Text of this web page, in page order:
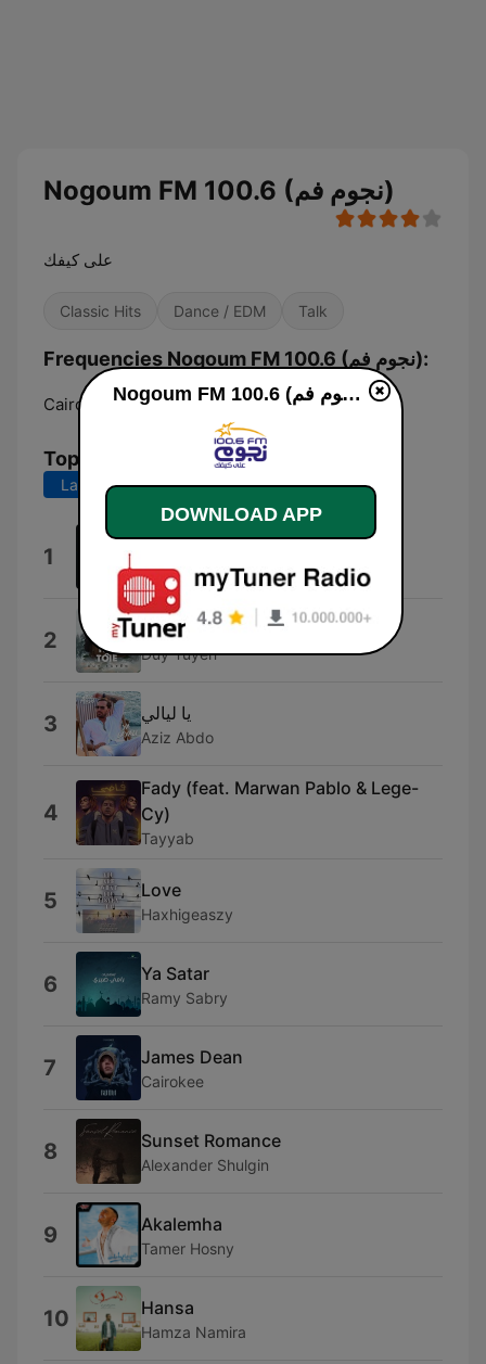
Nogoum FM 100.6 (نجوم فم)
على كيفك
Classic Hits Dance / EDM Talk
Frequencies Nogoum FM 100.6 (نجوم فم):
Cairo: 100.6 FM
Top Songs
Last 7 days Last 30 days
1 Alby
Amr Diab
2 Ừ Thì Tôi Ế
Duy Tuyên
3 يا ليالي
Aziz Abdo
4
Fady (feat. Marwan Pablo & Lege-
Cy)
Tayyab
5 Love
Haxhigeaszy
6 Ya Satar
Ramy Sabry
7 James Dean
Cairokee
8 Sunset Romance
Alexander Shulgin
9 Akalemha
Tamer Hosny
10 Hansa
Hamza Namira
Nogoum FM 100.6 (نجوم فم) live
DOWNLOAD APP